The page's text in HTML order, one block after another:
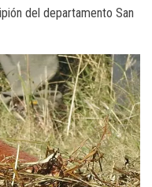
del departamento San